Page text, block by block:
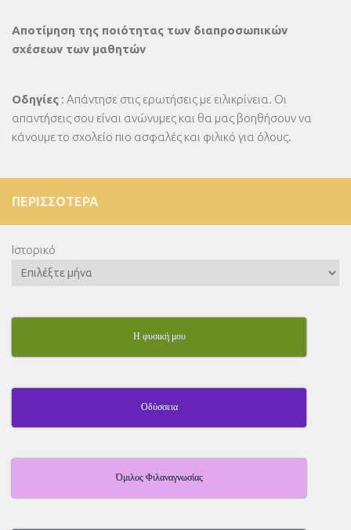
Αποτίμηση της ποιότητας των διαπροσωπικών
σχέσεων των μαθητών
Οδηγίες : Απάντησε στις ερωτήσεις με ειλικρίνεια. Οι
απαντήσεις σου είναι ανώνυμες και θα μας βοηθήσουν να
κάνουμε το σχολείο πιο ασφαλές και φιλικό για όλους.
ΠΕΡΙΣΣΌΤΕΡΑ
Ιστορικό
Η φυσική μου
Οδύσσεια
Όμιλος Φιλαναγνωσίας